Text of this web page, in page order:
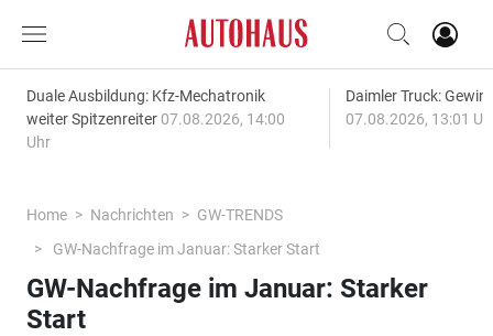
Duale Ausbildung: Kfz-Mechatronik
weiter Spitzenreiter 07.08.2026, 14:00
Uhr
Daimler Truck:
07.08.2026, 13:01
Home Nachrichten
GW-TRENDS
GW-Nachfrage im Januar: Starker Start
GW-Nachfrage im Januar: Starker
Start